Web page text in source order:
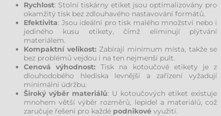
Rychlost: Stolní tiskárny etiket jsou optimalizovány pro
okamžitý tisk bez zdlouhavého nastavování formátů.
Efektivita: Jsou ideální pro tisk malého množství nebo i
jediného kusu etikety, čímž eliminují plýtvání
materiálem.
Kompaktní velikost: Zabírají minimum místa, takže se
bez problémů vejdou i na ten nejmenší pult.
Cenová výhodnost: Tisk na kotoučové etikety je z
dlouhodobého hlediska levnější a zařízení vyžadují
minimální údržbu.
Široký výběr materiálů: U kotoučových etiket existuje
mnohem větší výběr rozměrů, lepidel a materiálů, což
zaručuje řešení pro každé podnikové využití.